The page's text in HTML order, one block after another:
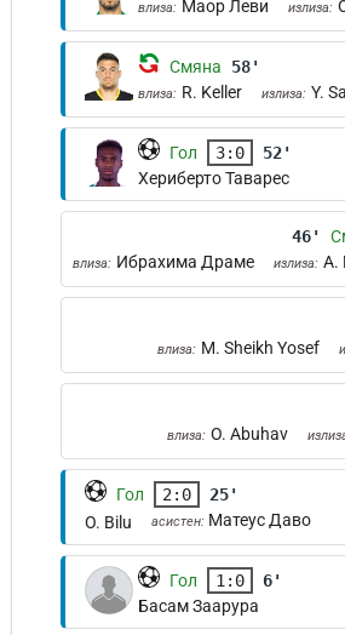
влиза: Маор Леви излиза:
Смяна 58'
влиза: R. Keller излиза: Y.
Гол 3:0
52'
Хериберто Таварес
46'
влиза: Ибрахима Драме излиза: A.
влиза: M. Sheikh Yosef
влиза: O. Abuhav
Гол 2:0
25'
O. Bilu
асистен: Матеус Даво
Гол 1:0
6'
Басам Заарура